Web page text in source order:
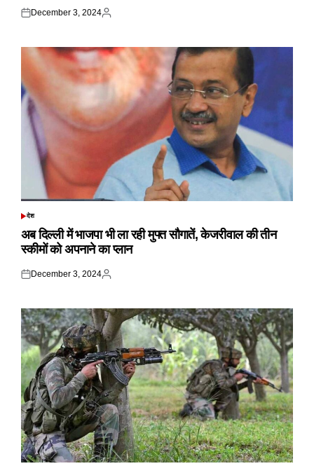
Posted
December 3, 2024
Posted
POSTED
देश
अब दिल्ली में भाजपा भी ला रही मुफ्त सौगातें, केजरीवाल की तीन
स्कीमों को अपनाने का प्लान
Posted
December 3, 2024
Posted